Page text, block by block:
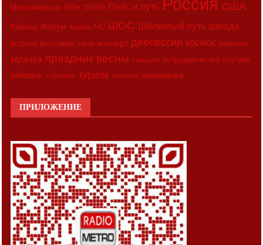
Минкоммерции ООН ПМЭФ Пояс и путь Россия США
Тайвань Форум Харбин ЧС ШОС Шёлковый путь азиада
встреча выставка гала-концерт двесессии космос медицина
музыка праздник весны синьцзян сотрудничество спутник
тайвань торговля туризм экология экономика
ПРИЛОЖЕНИЕ